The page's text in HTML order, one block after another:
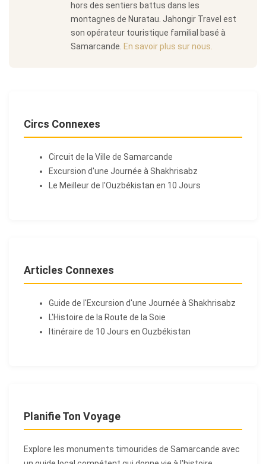
hors des sentiers battus dans les
montagnes de Nuratau. Jahongir Travel est
son opérateur touristique familial basé à
Samarcande. En savoir plus sur nous.
Circs Connexes
Circuit de la Ville de Samarcande
Excursion d'une Journée à Shakhrisabz
Le Meilleur de l'Ouzbékistan en 10 Jours
Articles Connexes
Guide de l'Excursion d'une Journée à Shakhrisabz
L'Histoire de la Route de la Soie
Itinéraire de 10 Jours en Ouzbékistan
Planifie Ton Voyage
Explore les monuments timourides de Samarcande avec